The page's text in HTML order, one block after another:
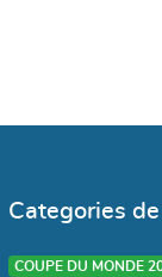
Categories
COUPE DU MONDE